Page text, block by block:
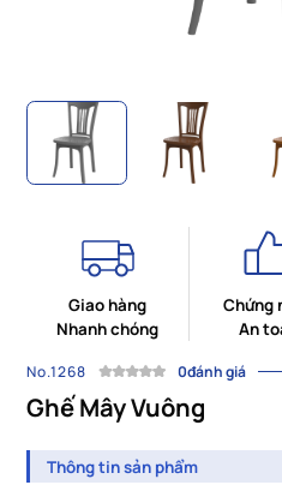
Giao hàng
Nhanh chóng
Chứng
An
No.1268 0đánh giá
Ghế Mây Vuông
Thông tin sản phẩm